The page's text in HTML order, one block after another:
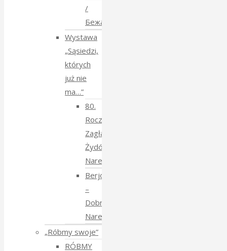
/
Бежанства
Wystawa
„Sąsiedzi,
których
już nie
ma…”
80.
Rocznica
Zagłady
Żydów
Narewkowskich
Berjozkele
–
Dobranoc
Narewko
„Róbmy swoje”
RÓBMY